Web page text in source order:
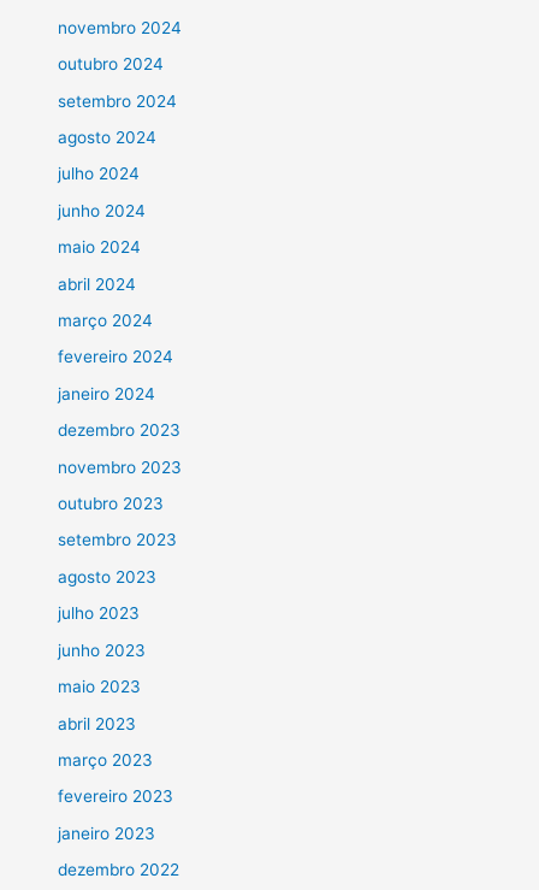
novembro 2024
outubro 2024
setembro 2024
agosto 2024
julho 2024
junho 2024
maio 2024
abril 2024
março 2024
fevereiro 2024
janeiro 2024
dezembro 2023
novembro 2023
outubro 2023
setembro 2023
agosto 2023
julho 2023
junho 2023
maio 2023
abril 2023
março 2023
fevereiro 2023
janeiro 2023
dezembro 2022